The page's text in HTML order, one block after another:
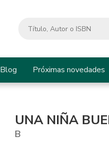
Blog Próximas novedades
UNA NIÑA
B